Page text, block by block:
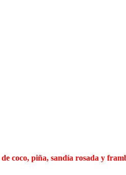
coco, piña, sandía rosada y